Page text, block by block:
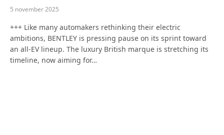
5 november 2025
+++ Like many automakers rethinking their electric
ambitions, BENTLEY is pressing pause on its sprint toward
an all-EV lineup. The luxury British marque is stretching its
timeline, now aiming for…